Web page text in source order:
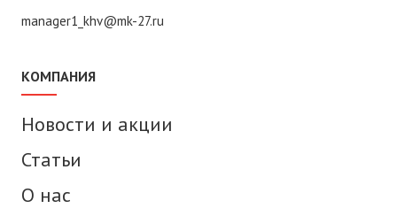
manager1_khv@mk-27.ru
КОМПАНИЯ
Новости и акции
Статьи
О нас